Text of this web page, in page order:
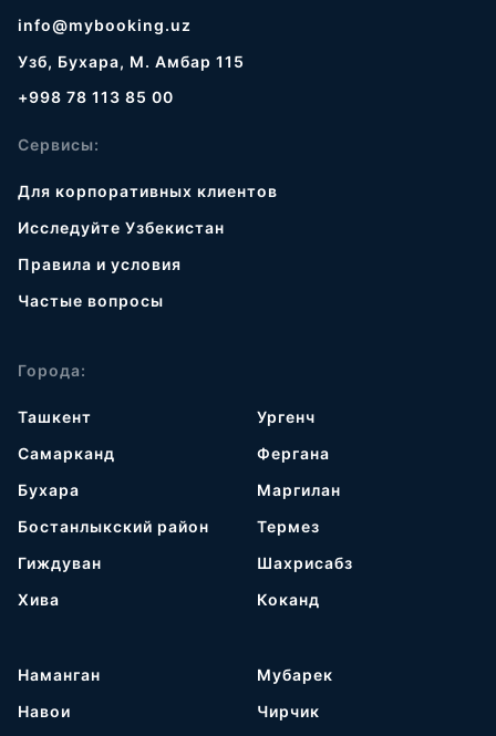
info@mybooking.uz
Узб, Бухара, М. Амбар 115
+998 78 113 85 00
Сервисы:
Для корпоративных клиентов
Исследуйте Узбекистан
Правила и условия
Частые вопросы
Города:
Ташкент
Самарканд
Бухара
Бостанлыкский район
Гиждуван
Хива
Ургенч
Фергана
Маргилан
Термез
Шахрисабз
Коканд
Наманган
Навои
Мубарек
Чирчик